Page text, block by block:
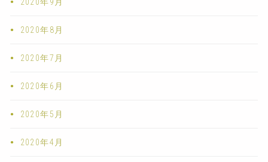
2020年8月
2020年7月
2020年6月
2020年5月
2020年4月